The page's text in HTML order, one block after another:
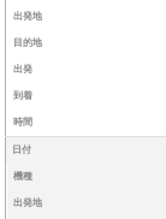
出発地
目的地
出発
到着
時間
日付
機種
出発地